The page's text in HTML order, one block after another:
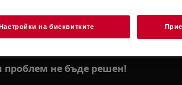
да отремонтирате или смените
зареждане.
проблем не бъде решен!
на бисквитките